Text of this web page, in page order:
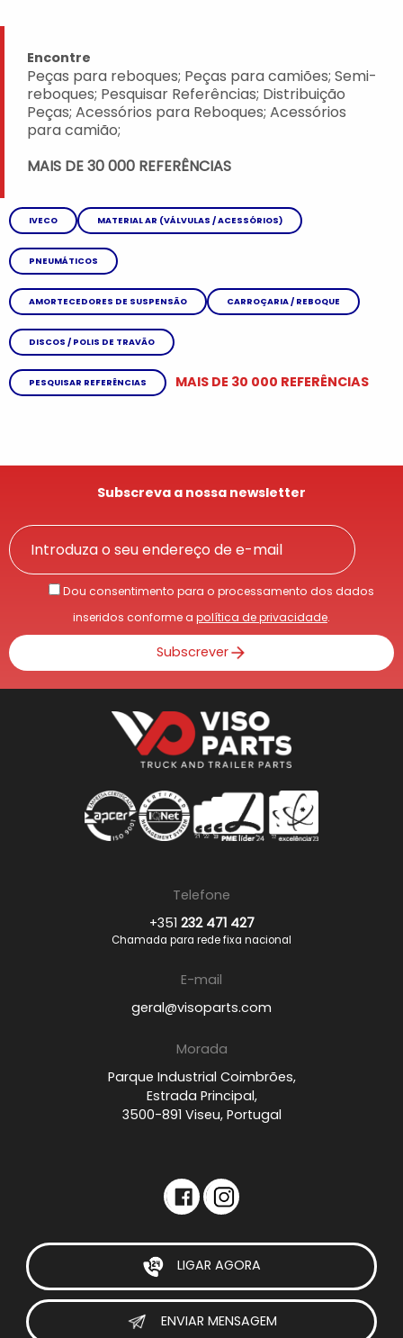
Encontre
Peças para reboques; Peças para camiões; Semi-
reboques; Pesquisar Referências; Distribuição
Peças; Acessórios para Reboques; Acessórios
para camião;
MAIS DE 30 000 REFERÊNCIAS
IVECO MATERIAL AR (VÁLVULAS / ACESSÓRIOS)
PNEUMÁTICOS
AMORTECEDORES DE SUSPENSÃO CARROÇARIA / REBOQUE
DISCOS / POLIS DE TRAVÃO
PESQUISAR REFERÊNCIAS MAIS DE 30 000 REFERÊNCIAS
Subscreva a nossa newsletter
Dou consentimento para o processamento dos dados
inseridos conforme a política de privacidade.
Subscrever
Telefone
+351 232 471 427
Chamada para rede fixa nacional
E-mail
geral@visoparts.com
Morada
Parque Industrial Coimbrões,
Estrada Principal,
3500-891 Viseu, Portugal
LIGAR AGORA
ENVIAR MENSAGEM